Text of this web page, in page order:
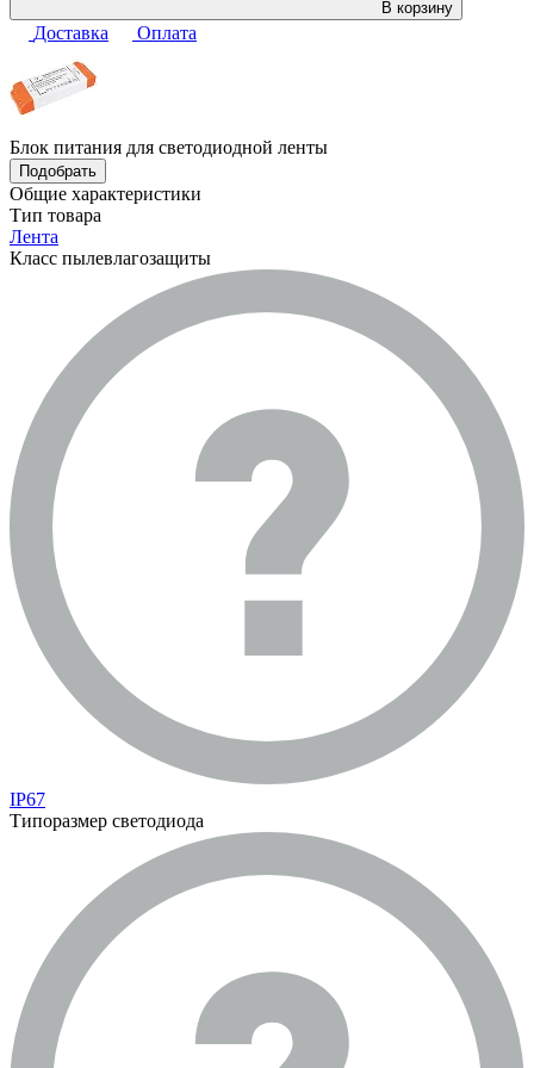
В корзину
Доставка Оплата
Блок питания для светодиодной ленты
Подобрать
Общие характеристики
Тип товара
Лента
Класс пылевлагозащиты
IP67
Типоразмер светодиода